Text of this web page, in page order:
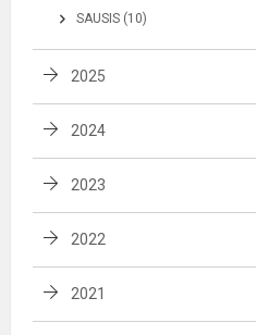
SAUSIS (10)
2025
2024
2023
2022
2021